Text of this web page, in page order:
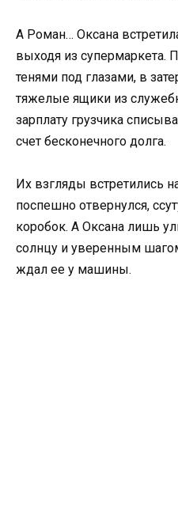
А Роман… Оксана
выходя из супермаркета.
тенями под глазами, в
тяжелые ящики из
зарплату грузчика
счет бесконечного долга.
Их взгляды встретились
поспешно отвернулся,
коробок. А Оксана лишь
солнцу и уверенным
ждал ее у машины.